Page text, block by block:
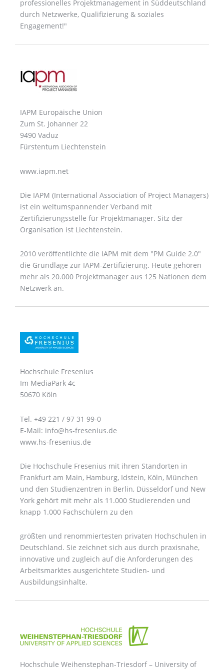
professionelles Projektmanagement in Süddeutschland
durch Netzwerke, Qualifizierung & soziales
Engagement!"
IAPM Europäische Union
Zum St. Johanner 22
9490 Vaduz
Fürstentum Liechtenstein
www.iapm.net
Die IAPM (International Association of Project Managers)
ist ein weltumspannender Verband mit
Zertifizierungsstelle für Projektmanager. Sitz der
Organisation ist Liechtenstein.
2010 veröffentlichte die IAPM mit dem "PM Guide 2.0"
die Grundlage zur IAPM-Zertifizierung. Heute gehören
mehr als 20.000 Projektmanager aus 125 Nationen dem
Netzwerk an.
Hochschule Fresenius
Im MediaPark 4c
50670 Köln
Tel. +49 221 / 97 31 99-0
E-Mail: info@hs-fresenius.de
www.hs-fresenius.de
Die Hochschule Fresenius mit ihren Standorten in
Frankfurt am Main, Hamburg, Idstein, Köln, München
und den Studienzentren in Berlin, Düsseldorf und New
York gehört mit mehr als 11.000 Studierenden und
knapp 1.000 Fachschülern zu den
größten und renommiertesten privaten Hochschulen in
Deutschland. Sie zeichnet sich aus durch praxisnahe,
innovative und zugleich auf die Anforderungen des
Arbeitsmarktes ausgerichtete Studien- und
Ausbildungsinhalte.
Hochschule Weihenstephan-Triesdorf – University of